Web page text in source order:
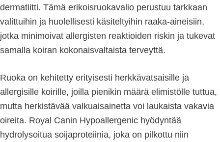
dermatiitti. Tämä erikoisruokavalio perustuu tarkkaan
valittuihin ja huolellisesti käsiteltyihin raaka-aineisiin,
jotka minimoivat allergisten reaktioiden riskin ja tukevat
samalla koiran kokonaisvaltaista terveyttä.
Ruoka on kehitetty erityisesti herkkävatsaisille ja
allergisille koirille, joilla pienikin määrä elimistölle tuttua,
mutta herkistävää valkuaisainetta voi laukaista vakavia
oireita. Royal Canin Hypoallergenic hyödyntää
hydrolysoitua soijaproteiinia, joka on pilkottu niin